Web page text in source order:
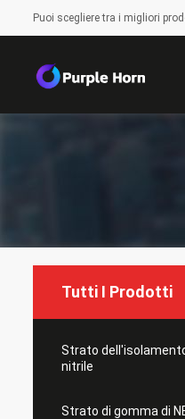
Puoi scegliere tra i migliori
Tutti I Prodotti
Strato
nitrile
Strato di gomma di